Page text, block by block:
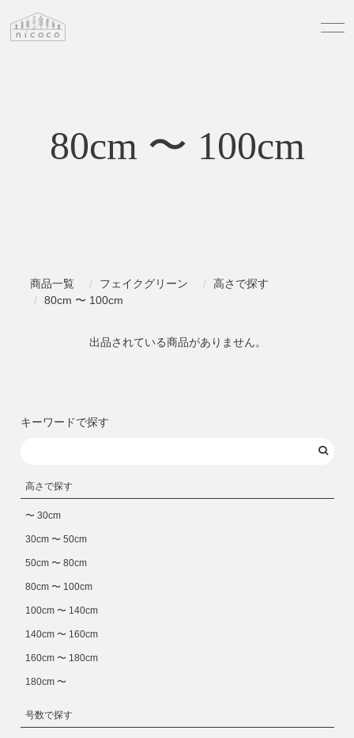
80cm 〜 100cm
商品一覧 フェイクグリーン
高さで探す
80cm 〜 100cm
出品されている商品がありません。
キーワードで探す
高さで探す
〜 30cm
30cm 〜 50cm
50cm 〜 80cm
80cm 〜 100cm
100cm 〜 140cm
140cm 〜 160cm
160cm 〜 180cm
180cm 〜
号数で探す